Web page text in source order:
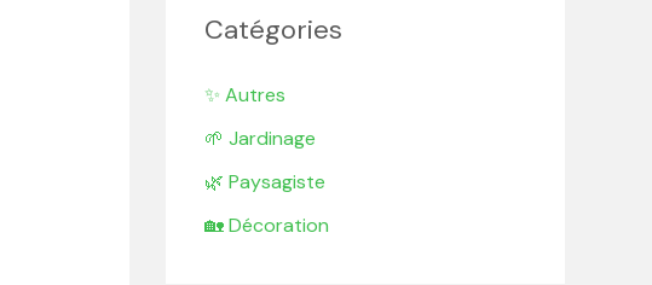
Catégories
✨ Autres
🌱 Jardinage
🌿 Paysagiste
🏡 Décoration